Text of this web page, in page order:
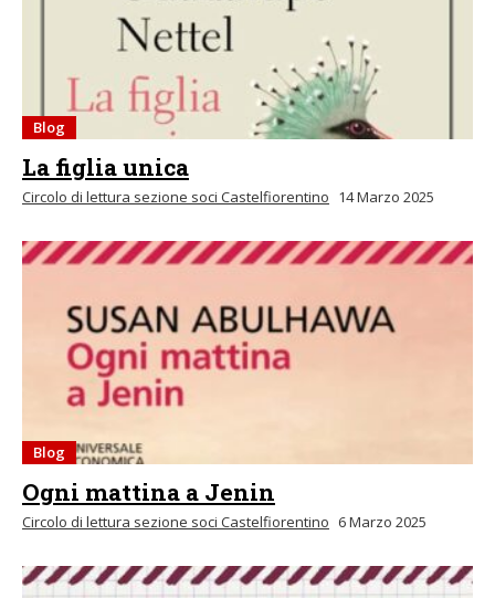
Blog
La figlia unica
Circolo di lettura sezione soci Castelfiorentino 14 Marzo 2025
Blog
Ogni mattina a Jenin
Circolo di lettura sezione soci Castelfiorentino 6 Marzo 2025